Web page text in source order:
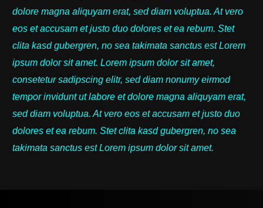
dolore magna aliquyam erat, sed diam voluptua. At vero
eos et accusam et justo duo dolores et ea rebum. Stet
clita kasd gubergren, no sea takimata sanctus est Lorem
ipsum dolor sit amet. Lorem ipsum dolor sit amet,
consetetur sadipscing elitr, sed diam nonumy eirmod
tempor invidunt ut labore et dolore magna aliquyam erat,
sed diam voluptua. At vero eos et accusam et justo duo
dolores et ea rebum. Stet clita kasd gubergren, no sea
takimata sanctus est Lorem ipsum dolor sit amet.